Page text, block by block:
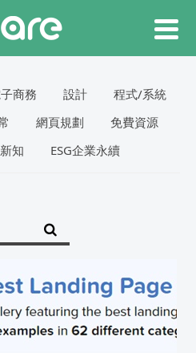
商務 設計
程式/系統
網頁規劃
免費資源
知 ESG企業永續